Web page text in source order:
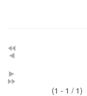
(1 - 1 / 1)